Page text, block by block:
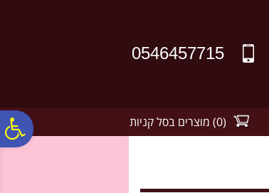
0546457715
(
0
) מוצרים בסל קניות